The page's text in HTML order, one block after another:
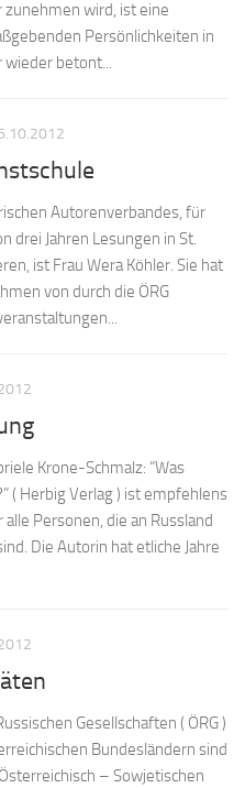
zunehmen wird, ist eine
Persönlichkeiten in
betont...
Autorenverbandes, für
drei Jahren Lesungen in St.
ist Frau Wera Köhler. Sie hat
von durch die ÖRG
Krone-Schmalz: “Was
( Herbig Verlag ) ist empfehlens
Personen, die an Russland
Die Autorin hat etliche Jahre
Gesellschaften ( ÖRG )
Bundesländern sind
– Sowjetischen